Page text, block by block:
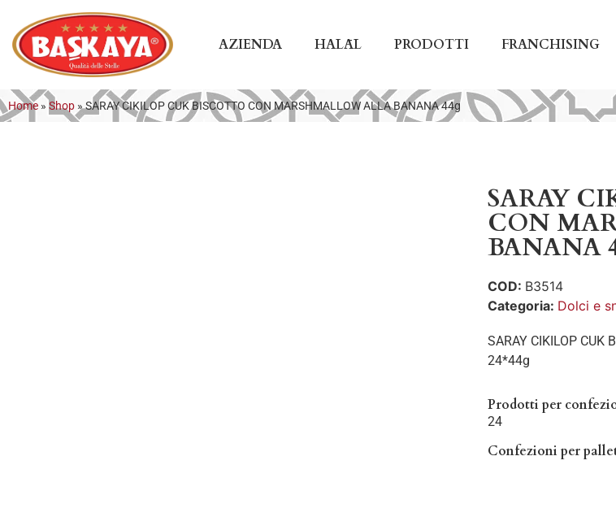
AZIENDA HALĀL PRODOTTI FRANCHISING
Home » Shop »SARAY CIKILOP CUK BISCOTTO CON MARSHMALLOW ALLA BANANA 44g
SARAY
CON
BANANA
COD: B3514
Categoria: Dolci e
SARAY CIKILOP CUK
24*44g
Prodotti per
24
Confezioni per